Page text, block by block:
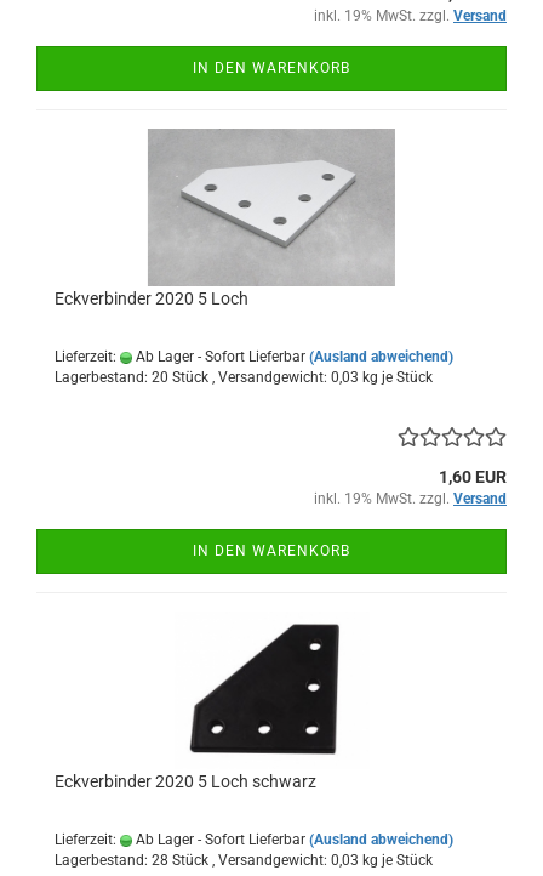
inkl. 19% MwSt. zzgl. Versand
IN DEN WARENKORB
Eckverbinder 2020 5 Loch
Lieferzeit: Ab Lager - Sofort Lieferbar (Ausland abweichend)
Lagerbestand: 20 Stück , Versandgewicht: 0,03 kg je Stück
1,60 EUR
inkl. 19% MwSt. zzgl. Versand
IN DEN WARENKORB
Eckverbinder 2020 5 Loch schwarz
Lieferzeit: Ab Lager - Sofort Lieferbar (Ausland abweichend)
Lagerbestand: 28 Stück , Versandgewicht: 0,03 kg je Stück